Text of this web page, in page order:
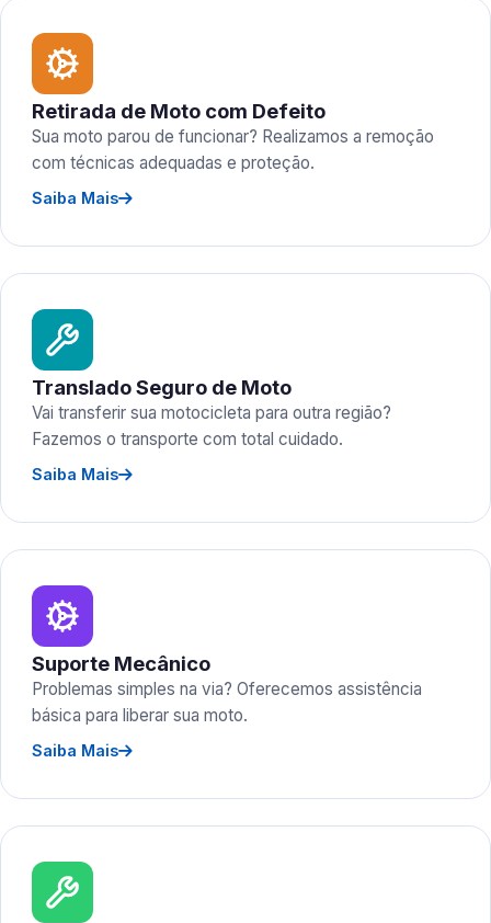
Retirada de Moto com Defeito
Sua moto parou de funcionar? Realizamos a remoção
com técnicas adequadas e proteção.
Saiba Mais
Translado Seguro de Moto
Vai transferir sua motocicleta para outra região?
Fazemos o transporte com total cuidado.
Saiba Mais
Suporte Mecânico
Problemas simples na via? Oferecemos assistência
básica para liberar sua moto.
Saiba Mais